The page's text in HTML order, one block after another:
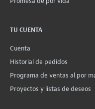
TU CUENTA
Cuenta
Historial de pedidos
Programa de ventas al por
Proyectos y listas de deseos